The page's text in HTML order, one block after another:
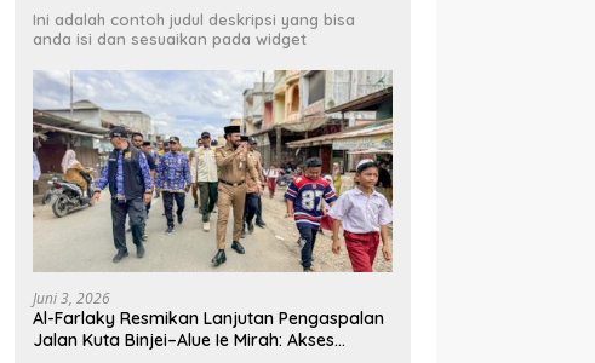
Ini adalah contoh judul deskripsi yang bisa
anda isi dan sesuaikan pada widget
Juni 3, 2026
Al-Farlaky Resmikan Lanjutan Pengaspalan
Jalan Kuta Binjei–Alue Ie Mirah: Akses